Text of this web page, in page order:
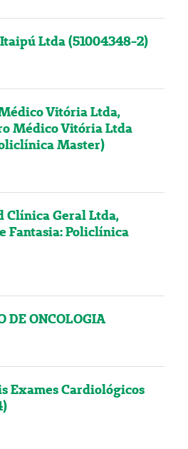
Ltda (51004348-2)
Vitória Ltda,
Médico Vitória Ltda
Master)
Clínica Geral Ltda,
Fantasia: Policlínica
DE ONCOLOGIA
Exames Cardiológicos